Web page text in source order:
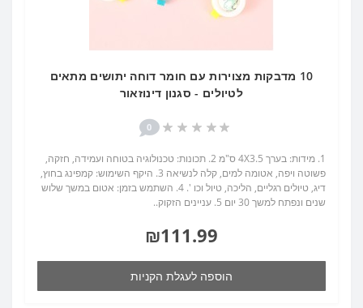
10 מדבקות מצוירות עם חומר דוחה יתושים מתאים
לטיולים - סגנון דינוזאור
0
1. מידות: בערך 4X3.5 ס"מ 2. תכונות: טכנולוגיה בטוחה ועמידה, חזקה,
פשוטה ויפה, אטומה למים, קלה לנשיאה 3. היקף השימוש: קמפינג בחוץ,
דיג, טיולים רגליים, הליכה, טיול וכו '. 4. השתמש בזמן: אטום במשך שלוש
שנים ונפתח למשך 30 יום 5. עניינים הזקוק..
₪111.99
הוספה לעגלת הקניות